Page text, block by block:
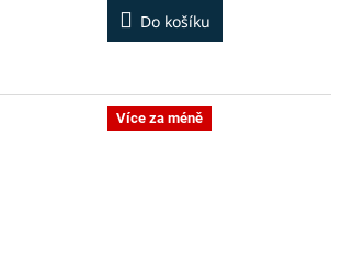
Do košíku
Více za méně